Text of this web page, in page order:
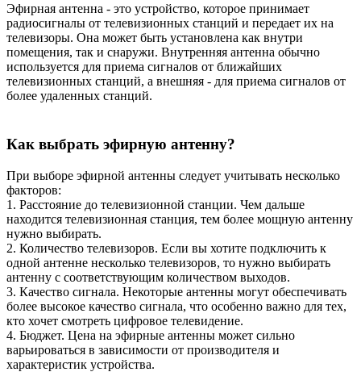
Эфирная антенна - это устройство, которое принимает
радиосигналы от телевизионных станций и передает их на
телевизоры. Она может быть установлена как внутри
помещения, так и снаружи. Внутренняя антенна обычно
используется для приема сигналов от ближайших
телевизионных станций, а внешняя - для приема сигналов от
более удаленных станций.
Как выбрать эфирную антенну?
При выборе эфирной антенны следует учитывать несколько
факторов:
1. Расстояние до телевизионной станции. Чем дальше
находится телевизионная станция, тем более мощную антенну
нужно выбирать.
2. Количество телевизоров. Если вы хотите подключить к
одной антенне несколько телевизоров, то нужно выбирать
антенну с соответствующим количеством выходов.
3. Качество сигнала. Некоторые антенны могут обеспечивать
более высокое качество сигнала, что особенно важно для тех,
кто хочет смотреть цифровое телевидение.
4. Бюджет. Цена на эфирные антенны может сильно
варьироваться в зависимости от производителя и
характеристик устройства.